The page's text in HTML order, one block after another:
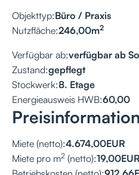
Objekttyp:Büro / Praxis
Nutzfläche:246,00m2
Verfügbar ab:verfügbar ab
Zustand:gepflegt
Stockwerk:8. Etage
Energieausweis HWB:60,00
Preisinformation
Miete (netto):4.674,00EUR
Miete pro m2 (netto):19,00EUR